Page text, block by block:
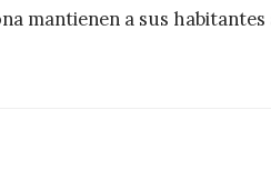
mantienen a sus habitantes